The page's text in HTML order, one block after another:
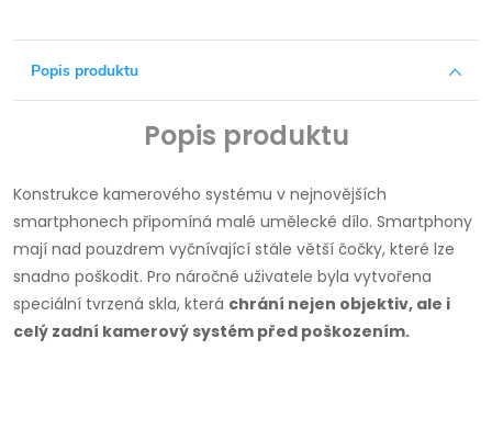
Popis produktu
Popis produktu
Konstrukce kamerového systému v nejnovějších
smartphonech připomíná malé umělecké dílo. Smartphony
mají nad pouzdrem vyčnívající stále větší čočky, které lze
snadno poškodit. Pro náročné uživatele byla vytvořena
speciální tvrzená skla, která chrání nejen objektiv, ale i
celý zadní kamerový systém před poškozením.